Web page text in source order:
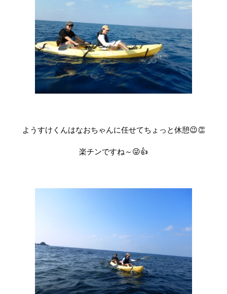
ようすけくんはなおちゃんに任せてちょっと休憩😉👏
楽チンですね～😜👍